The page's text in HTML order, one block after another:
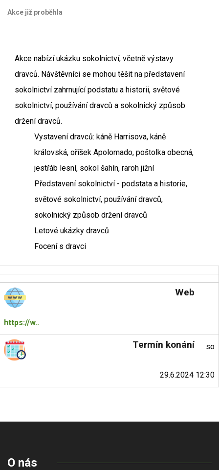
Akce již proběhla
Akce nabízí ukázku sokolnictví, včetně výstavy
dravců. Návštěvníci se mohou těšit na představení
sokolnictví zahrnující podstatu a historii, světové
sokolnictví, používání dravců a sokolnický způsob
držení dravců.
Vystavení dravců: káně Harrisova, káně
královská, oříšek Apolomado, poštolka obecná,
jestřáb lesní, sokol šahín, raroh jižní
Představení sokolnictví - podstata a historie,
světové sokolnictví, používání dravců,
sokolnický způsob držení dravců
Letové ukázky dravců
Focení s dravci
Web
https://w..
Termín konání so
29.6.2024 12:30
O nás